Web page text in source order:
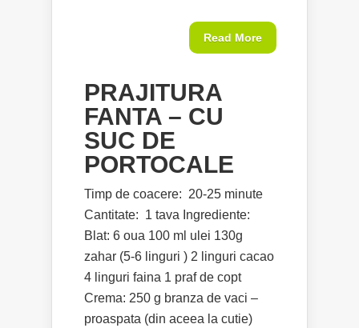
Read More
PRAJITURA
FANTA – CU
SUC DE
PORTOCALE
Timp de coacere: 20-25 minute
Cantitate: 1 tava Ingrediente:
Blat: 6 oua 100 ml ulei 130g
zahar (5-6 linguri ) 2 linguri cacao
4 linguri faina 1 praf de copt
Crema: 250 g branza de vaci –
proaspata (din aceea la cutie)